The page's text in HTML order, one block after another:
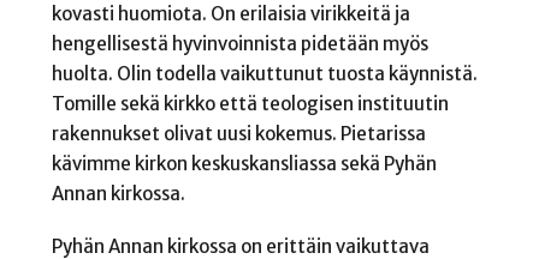
kovasti huomiota. On erilaisia virikkeitä ja
hengellisestä hyvinvoinnista pidetään myös
huolta. Olin todella vaikuttunut tuosta käynnistä.
Tomille sekä kirkko että teologisen instituutin
rakennukset olivat uusi kokemus. Pietarissa
kävimme kirkon keskuskansliassa sekä Pyhän
Annan kirkossa.
Pyhän Annan kirkossa on erittäin vaikuttava